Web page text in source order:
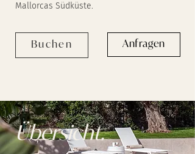
Mallorcas Südküste.
Buchen Anfragen
Übersicht.